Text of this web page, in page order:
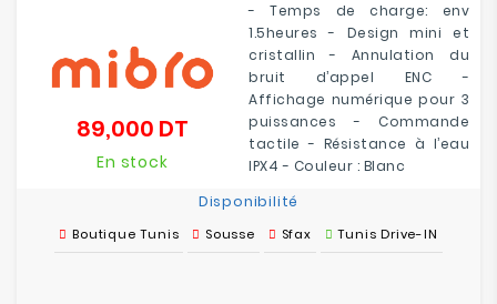
- Temps de charge: env
1.5heures - Design mini et
cristallin - Annulation du
bruit d’appel ENC -
Affichage numérique pour 3
puissances - Commande
tactile - Résistance à l’eau
IPX4 - Couleur : Blanc
89,000 DT
En stock
Disponibilité
Boutique Tunis Sousse Sfax Tunis Drive-IN